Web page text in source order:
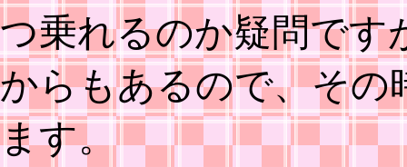
つ乗れるのか疑問です
からもあるので、その
ます。